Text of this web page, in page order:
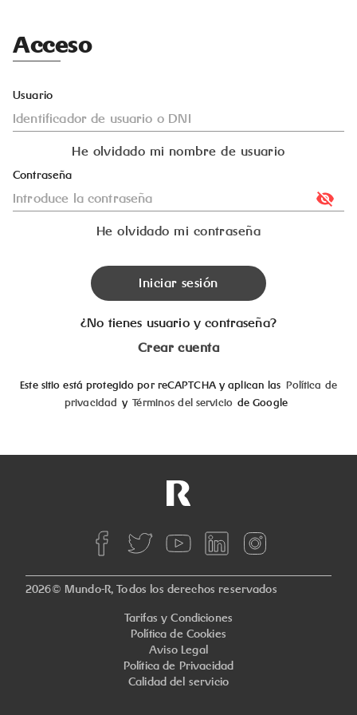
Acceso
Usuario
He olvidado mi nombre de usuario
Contraseña
He olvidado mi contraseña
Iniciar sesión
¿No tienes usuario y contraseña?
Crear cuenta
Este sitio está protegido por reCAPTCHA y aplican las Política de
privacidad y Términos del servicio de Google
2026© Mundo-R, Todos los derechos reservados
Tarifas y Condiciones
Política de Cookies
Aviso Legal
Política de Privacidad
Calidad del servicio